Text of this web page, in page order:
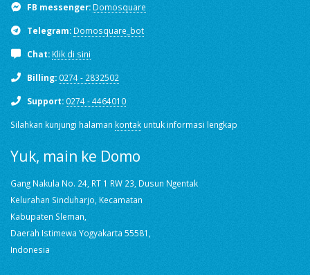
FB messenger: Domosquare
Telegram: Domosquare_bot
Chat: Klik di sini
Billing: 0274 - 2832502
Support: 0274 - 4464010
Silahkan kunjungi halaman kontak untuk informasi lengkap
Yuk, main ke Domo
Gang Nakula No. 24, RT 1 RW 23, Dusun Ngentak
Kelurahan Sinduharjo, Kecamatan
Kabupaten Sleman,
Daerah Istimewa Yogyakarta 55581,
Indonesia